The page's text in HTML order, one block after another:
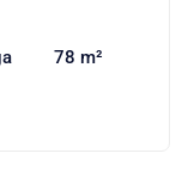
78 m²